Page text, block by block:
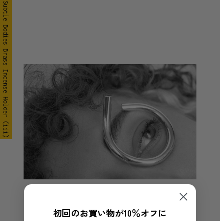
Subtle Bodies Brass Incense Holder (iii)
初回のお買い物が10％オフに